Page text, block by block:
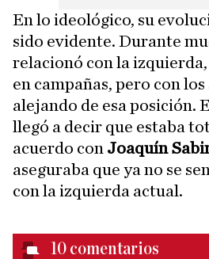
En lo ideológico, su
sido evidente. Durante
relacionó con la
en campañas, pero con los
alejando de esa posición.
llegó a decir que estaba
acuerdo con Joaquín
aseguraba que ya no se
con la izquierda actual.
10 comentarios